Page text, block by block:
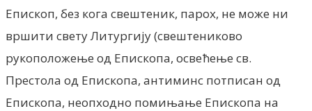
Епископ, без кога свештеник, парох, не може ни
вршити свету Литургију (свештениково
рукоположење од Епископа, освећење св.
Престола од Епископа, антиминс потписан од
Епископа, неопходно помињање Епископа на